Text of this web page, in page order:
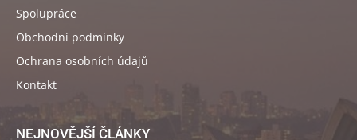
Spolupráce
Obchodní podmínky
Ochrana osobních údajů
Kontakt
NEJNOVĚJŠÍ ČLÁNKY